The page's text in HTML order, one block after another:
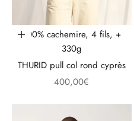
Choisir les options
100% cachemire, 4 fils, +
330g
THURID pull col rond cyprès
Prix de vente
400,00€